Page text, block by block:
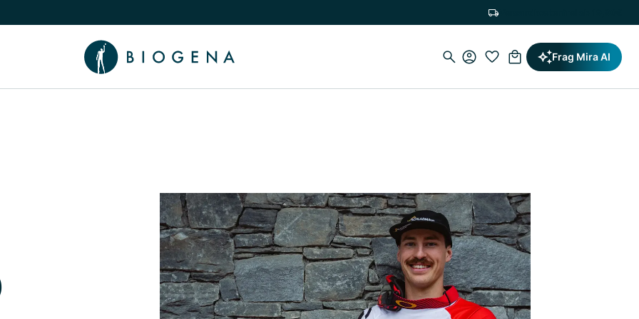
Wissen umschalten Frag Mira AI